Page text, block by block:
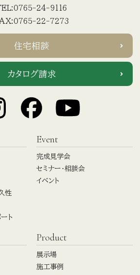
24-9116
22-7273
住宅相談
カタログ請求
性
ト
Event
完成見学会
セミナー・相談会
イベント
Product
展示場
施工事例